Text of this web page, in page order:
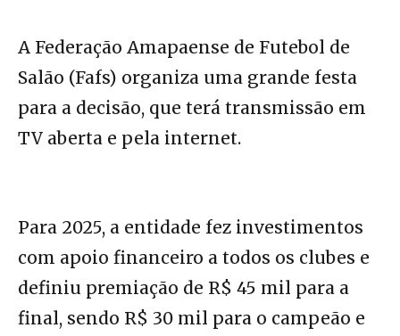
A Federação Amapaense de Futebol de
Salão (Fafs) organiza uma grande festa
para a decisão, que terá transmissão em
TV aberta e pela internet.
Para 2025, a entidade fez investimentos
com apoio financeiro a todos os clubes e
definiu premiação de R$ 45 mil para a
final, sendo R$ 30 mil para o campeão e